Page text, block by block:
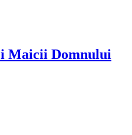
Maicii Domnului